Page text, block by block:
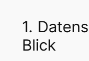
1.
Blick